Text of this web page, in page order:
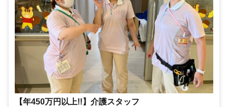
【年450万円以上!!】介護スタッフ